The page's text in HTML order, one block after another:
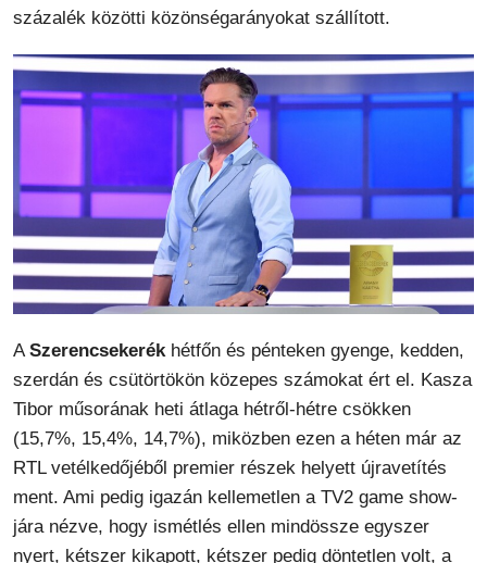
százalék közötti közönségarányokat szállított.
A Szerencsekerék hétfőn és pénteken gyenge, kedden,
szerdán és csütörtökön közepes számokat ért el. Kasza
Tibor műsorának heti átlaga hétről-hétre csökken
(15,7%, 15,4%, 14,7%), miközben ezen a héten már az
RTL vetélkedőjéből premier részek helyett újravetítés
ment. Ami pedig igazán kellemetlen a TV2 game show-
jára nézve, hogy ismétlés ellen mindössze egyszer
nyert, kétszer kikapott, kétszer pedig döntetlen volt, a